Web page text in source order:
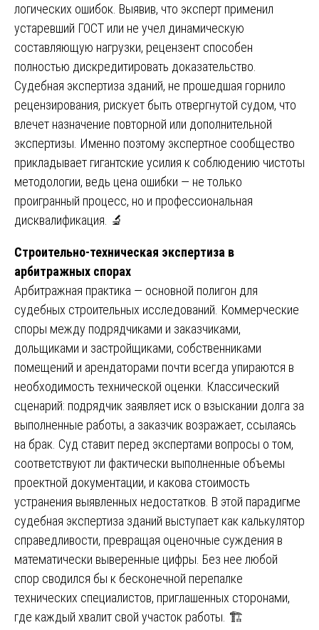
логических ошибок. Выявив, что эксперт применил
устаревший ГОСТ или не учел динамическую
составляющую нагрузки, рецензент способен
полностью дискредитировать доказательство.
Судебная экспертиза зданий, не прошедшая горнило
рецензирования, рискует быть отвергнутой судом, что
влечет назначение повторной или дополнительной
экспертизы. Именно поэтому экспертное сообщество
прикладывает гигантские усилия к соблюдению чистоты
методологии, ведь цена ошибки — не только
проигранный процесс, но и профессиональная
дисквалификация. 🔬
Строительно-техническая экспертиза в
арбитражных спорах
Арбитражная практика — основной полигон для
судебных строительных исследований. Коммерческие
споры между подрядчиками и заказчиками,
дольщиками и застройщиками, собственниками
помещений и арендаторами почти всегда упираются в
необходимость технической оценки. Классический
сценарий: подрядчик заявляет иск о взыскании долга за
выполненные работы, а заказчик возражает, ссылаясь
на брак. Суд ставит перед экспертами вопросы о том,
соответствуют ли фактически выполненные объемы
проектной документации, и какова стоимость
устранения выявленных недостатков. В этой парадигме
судебная экспертиза зданий выступает как калькулятор
справедливости, превращая оценочные суждения в
математически выверенные цифры. Без нее любой
спор сводился бы к бесконечной перепалке
технических специалистов, приглашенных сторонами,
где каждый хвалит свой участок работы. 🏗️